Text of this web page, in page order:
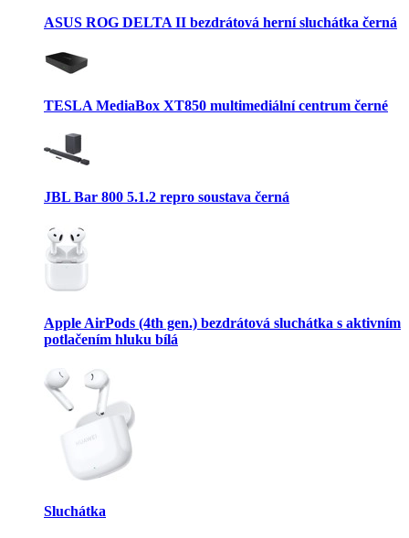
ASUS ROG DELTA II bezdrátová herní sluchátka černá
TESLA MediaBox XT850 multimediální centrum černé
JBL Bar 800 5.1.2 repro soustava černá
Apple AirPods (4th gen.) bezdrátová sluchátka s aktivním
potlačením hluku bílá
Sluchátka